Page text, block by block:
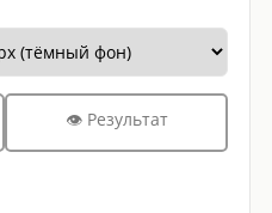
👁 Результат